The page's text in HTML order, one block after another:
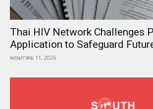
Thai HIV Network Challenges
Application to Safeguard
พฤษภาคม 11, 2026